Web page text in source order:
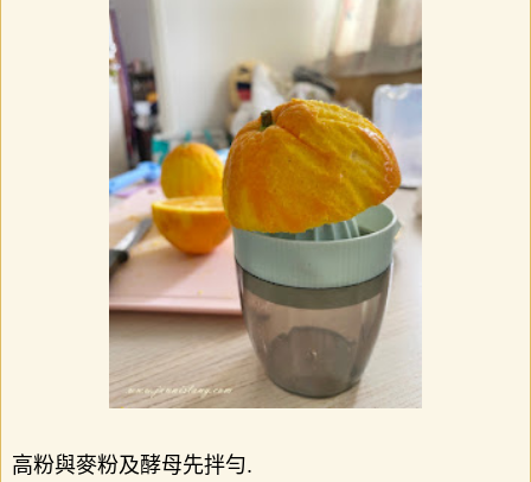
高粉與麥粉及酵母先拌勻.